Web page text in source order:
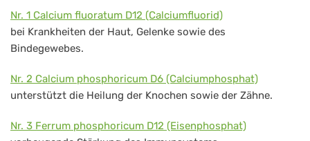
Nr. 1 Calcium fluoratum D12 (Calciumfluorid)
bei Krankheiten der Haut, Gelenke sowie des
Bindegewebes.
Nr. 2 Calcium phosphoricum D6 (Calciumphosphat)
unterstützt die Heilung der Knochen sowie der Zähne.
Nr. 3 Ferrum phosphoricum D12 (Eisenphosphat)